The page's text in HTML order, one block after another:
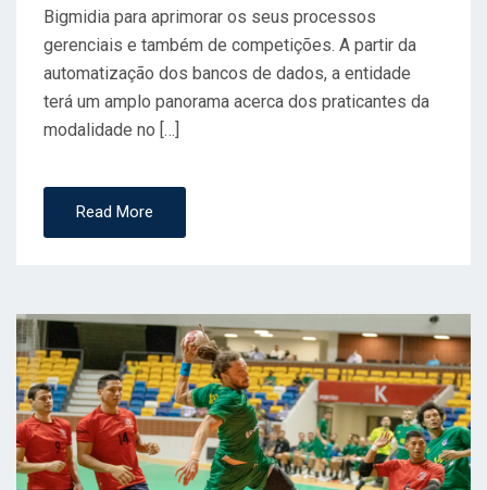
Bigmidia para aprimorar os seus processos
gerenciais e também de competições. A partir da
automatização dos bancos de dados, a entidade
terá um amplo panorama acerca dos praticantes da
modalidade no […]
Read More